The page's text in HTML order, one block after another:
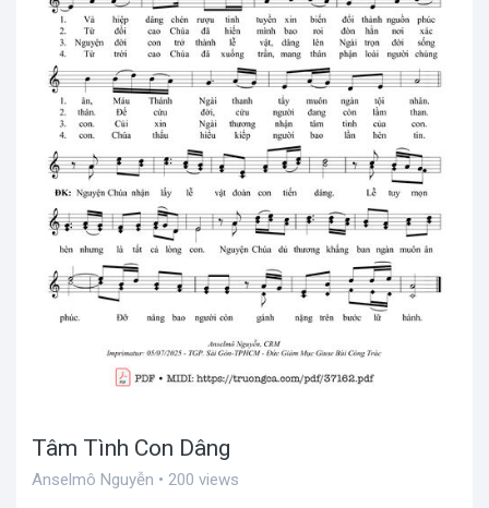
Tâm Tình Con Dâng
Anselmô Nguyễn • 200 views